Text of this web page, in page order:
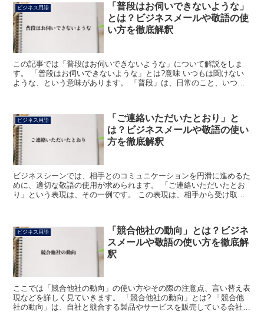
ビジネス用語
「普段はお伺いできないような」
とは？ビジネスメールや敬語の使
い方を徹底解釈
この記事では「普段はお伺いできないような」について解説をしま
す。 「普段はお伺いできないような」とは?意味 いつもは聞けない
ような、という意味があります。 「普段」は、日常のこと、いつも
ビジネス用語
「ご連絡いただいたとおり」と
は？ビジネスメールや敬語の使い
方を徹底解釈
ビジネスシーンでは、相手とのコミュニケーションを円滑に進めるた
めに、適切な敬語の使用が求められます。 「ご連絡いただいたとお
り」という表現は、その一例です。 この表現は、相手から受け取っ
ビジネス用語
「競合他社の動向」とは？ビジネ
スメールや敬語の使い方を徹底解
釈
ここでは「競合他社の動向」の使い方やその際の注意点、言い替え表
現などを詳しく見ていきます。 「競合他社の動向」とは? 「競合他
社の動向」は、自社と競合する製品やサービスを販売している会社の